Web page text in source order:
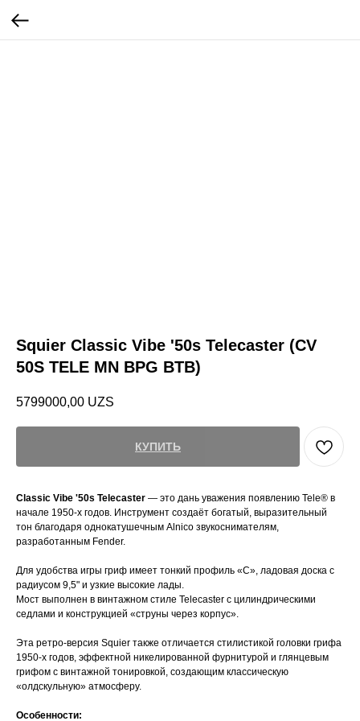
Squier Classic Vibe '50s Telecaster (CV
50S TELE MN BPG BTB)
5799000,00 UZS
КУПИТЬ
Classic Vibe '50s Telecaster — это дань уважения появлению Tele® в
начале 1950-х годов. Инструмент создаёт богатый, выразительный
тон благодаря однокатушечным Alnico звукоснимателям,
разработанным Fender.
Для удобства игры гриф имеет тонкий профиль «C», ладовая доска с
радиусом 9,5" и узкие высокие лады.
Мост выполнен в винтажном стиле Telecaster с цилиндрическими
седлами и конструкцией «струны через корпус».
Эта ретро-версия Squier также отличается стилистикой головки грифа
1950-х годов, эффектной никелированной фурнитурой и глянцевым
грифом с винтажной тонировкой, создающим классическую
«олдскульную» атмосферу.
Особенности: